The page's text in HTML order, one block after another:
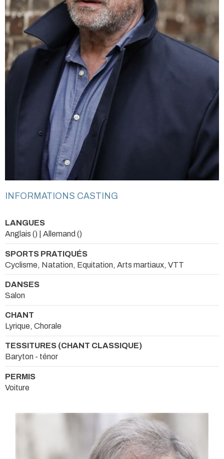
INFORMATIONS CASTING
LANGUES
Anglais () | Allemand ()
SPORTS PRATIQUÉS
Cyclisme, Natation, Equitation, Arts martiaux, VTT
DANSES
Salon
CHANT
Lyrique, Chorale
TESSITURES (CHANT CLASSIQUE)
Baryton - ténor
PERMIS
Voiture